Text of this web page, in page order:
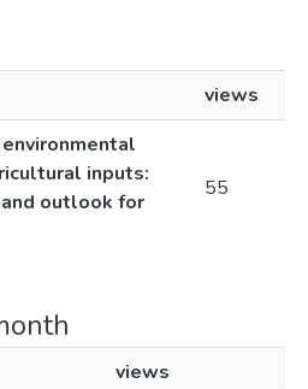
views
inputs:
outlook for
55
views